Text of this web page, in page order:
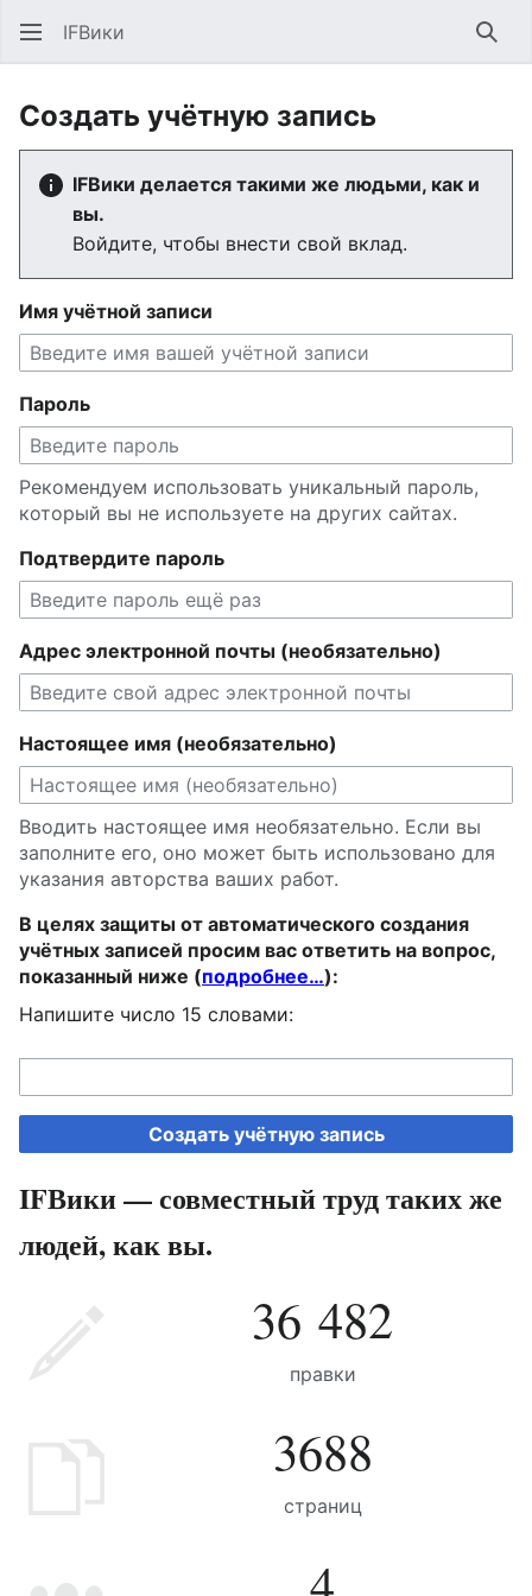
IFВики
Создать учётную запись
IFВики делается такими же людьми, как и
вы.
Войдите, чтобы внести свой вклад.
Имя учётной записи
Пароль
Рекомендуем использовать уникальный пароль,
который вы не используете на других сайтах.
Подтвердите пароль
Адрес электронной почты (необязательно)
Настоящее имя (необязательно)
Вводить настоящее имя необязательно. Если вы
заполните его, оно может быть использовано для
указания авторства ваших работ.
В целях защиты от автоматического создания
учётных записей просим вас ответить на вопрос,
показанный ниже (подробнее…):
Напишите число 15 словами:
Создать учётную запись
IFВики — совместный труд таких же
людей, как вы.
36 482
правки
3688
страниц